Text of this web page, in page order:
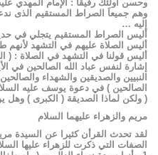
وحسن أولئك رفيقا : الإمام المهدي
وهم جميعاَ الصراط المستقيم الذى
إليه …
أليس الصراط المستقيم يتجلي في
أليس الصلاة عليهم في التشهد لأنهم
أليس قولنا في التشهد في الصلاة : (
إشارة لنفس عباد الله الصالحين في
النبيين والصديقين والشهداء
الصالحين ) في دعوة يوسف عليه
( ولكن لماذا الصديقة ( الكبرى )
مريم والزهراء عليهما السلام
لقد تحدث القرأن كثيرا عن السيدة
الصفات التي ذكرت للزهراء عليها